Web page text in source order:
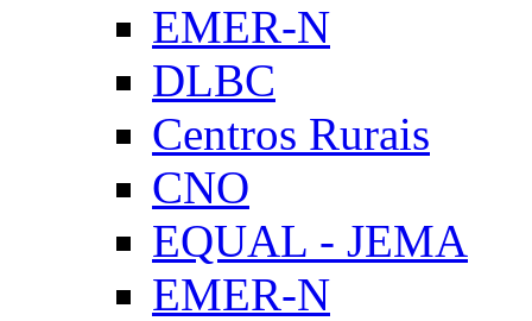
EMER-N
DLBC
Centros Rurais
CNO
EQUAL - JEMA
EMER-N